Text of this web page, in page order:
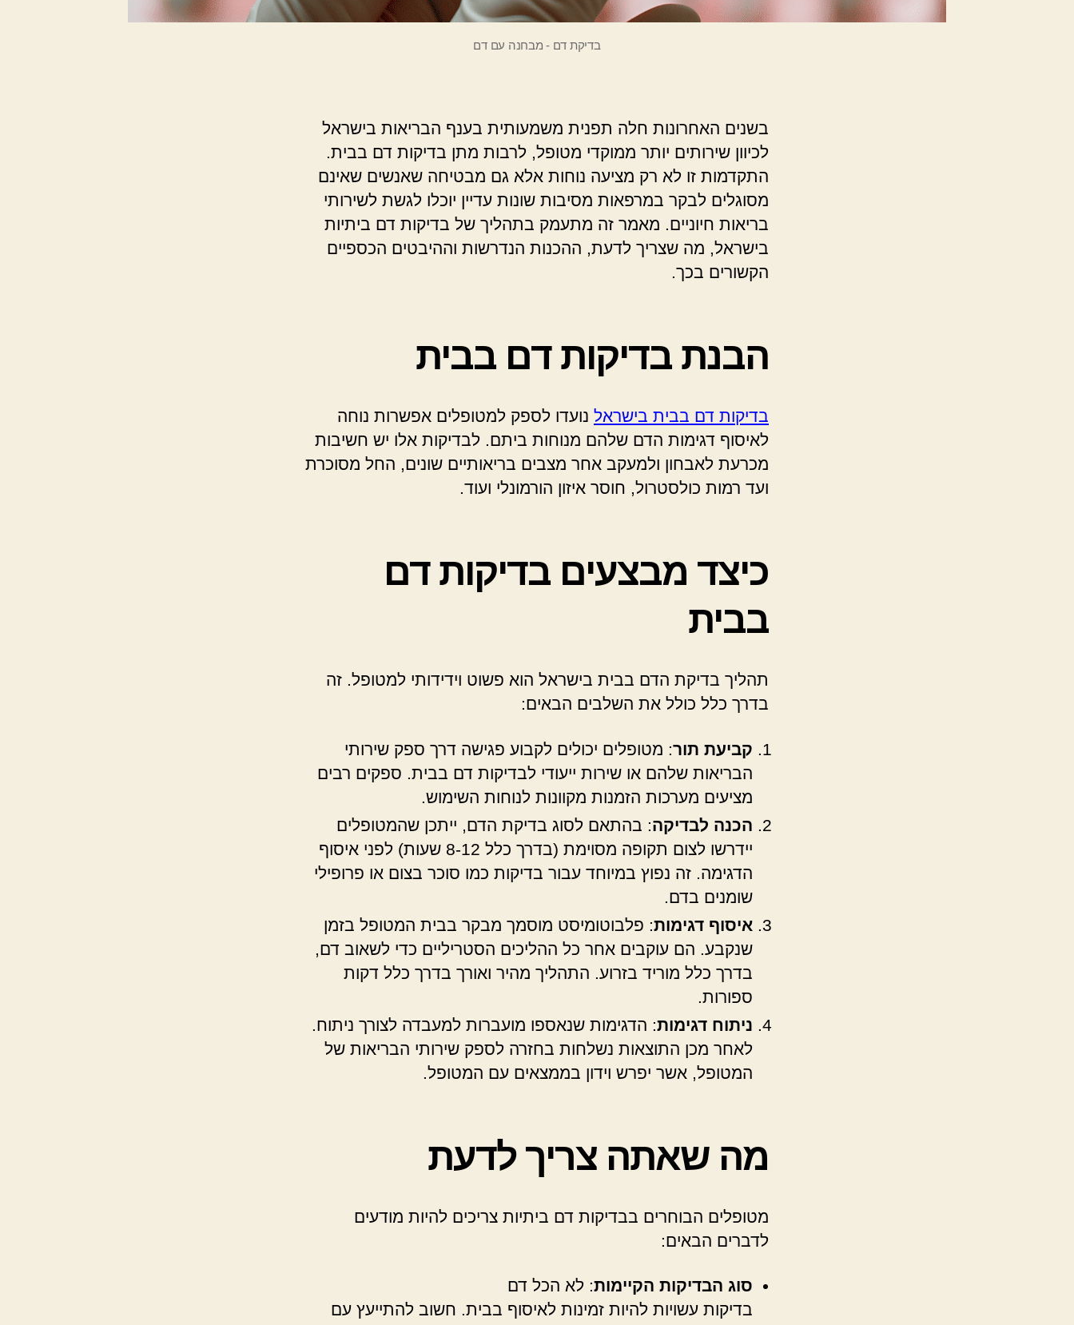
בדיקת דם - מבחנה עם דם
בשנים האחרונות חלה תפנית משמעותית בענף הבריאות בישראל
לכיוון שירותים יותר ממוקדי מטופל, לרבות מתן בדיקות דם בבית.
התקדמות זו לא רק מציעה נוחות אלא גם מבטיחה שאנשים שאינם
מסוגלים לבקר במרפאות מסיבות שונות עדיין יוכלו לגשת לשירותי
בריאות חיוניים. מאמר זה מתעמק בתהליך של בדיקות דם ביתיות
בישראל, מה שצריך לדעת, ההכנות הנדרשות וההיבטים הכספיים
הקשורים בכך.
הבנת בדיקות דם בבית
בדיקות דם בבית בישראל נועדו לספק למטופלים אפשרות נוחה
לאיסוף דגימות הדם שלהם מנוחות ביתם. לבדיקות אלו יש חשיבות
מכרעת לאבחון ולמעקב אחר מצבים בריאותיים שונים, החל מסוכרת
ועד רמות כולסטרול, חוסר איזון הורמונלי ועוד.
כיצד מבצעים בדיקות דם
בבית
תהליך בדיקת הדם בבית בישראל הוא פשוט וידידותי למטופל. זה
בדרך כלל כולל את השלבים הבאים:
קביעת תור: מטופלים יכולים לקבוע פגישה דרך ספק שירותי
הבריאות שלהם או שירות ייעודי לבדיקות דם בבית. ספקים רבים
מציעים מערכות הזמנות מקוונות לנוחות השימוש.
הכנה לבדיקה: בהתאם לסוג בדיקת הדם, ייתכן שהמטופלים
יידרשו לצום תקופה מסוימת (בדרך כלל 8-12 שעות) לפני איסוף
הדגימה. זה נפוץ במיוחד עבור בדיקות כמו סוכר בצום או פרופילי
שומנים בדם.
איסוף דגימות: פלבוטומיסט מוסמך מבקר בבית המטופל בזמן
שנקבע. הם עוקבים אחר כל ההליכים הסטריליים כדי לשאוב דם,
בדרך כלל מוריד בזרוע. התהליך מהיר ואורך בדרך כלל דקות
ספורות.
ניתוח דגימות: הדגימות שנאספו מועברות למעבדה לצורך ניתוח.
לאחר מכן התוצאות נשלחות בחזרה לספק שירותי הבריאות של
המטופל, אשר יפרש וידון בממצאים עם המטופל.
מה שאתה צריך לדעת
מטופלים הבוחרים בבדיקות דם ביתיות צריכים להיות מודעים
לדברים הבאים:
סוג הבדיקות הקיימות: לא הכל דם
בדיקות עשויות להיות זמינות לאיסוף בבית. חשוב להתייעץ עם